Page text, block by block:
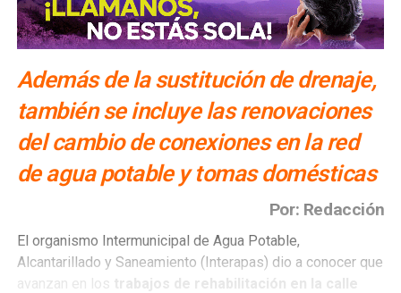
Además de la sustitución de drenaje,
también se incluye las renovaciones
del cambio de conexiones en la red
de agua potable y tomas domésticas
Por: Redacción
El organismo Intermunicipal de Agua Potable,
Alcantarillado y Saneamiento (Interapas) dio a conocer que
avanzan en los trabajos de rehabilitación en la calle